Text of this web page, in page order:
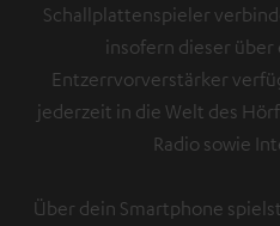
Schallplattenspieler
insofern dieser
Entzerrvorverstärker
jederzeit in die Welt des
Radio sowie
Über dein Smartphone